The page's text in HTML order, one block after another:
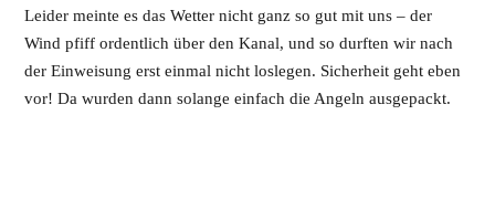
Leider meinte es das Wetter nicht ganz so gut mit uns – der
Wind pfiff ordentlich über den Kanal, und so durften wir nach
der Einweisung erst einmal nicht loslegen. Sicherheit geht eben
vor! Da wurden dann solange einfach die Angeln ausgepackt.